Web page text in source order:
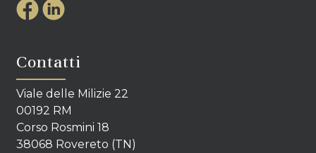
Contatti
Viale delle Milizie 22
00192 RM
Corso Rosmini 18
38068 Rovereto (TN)